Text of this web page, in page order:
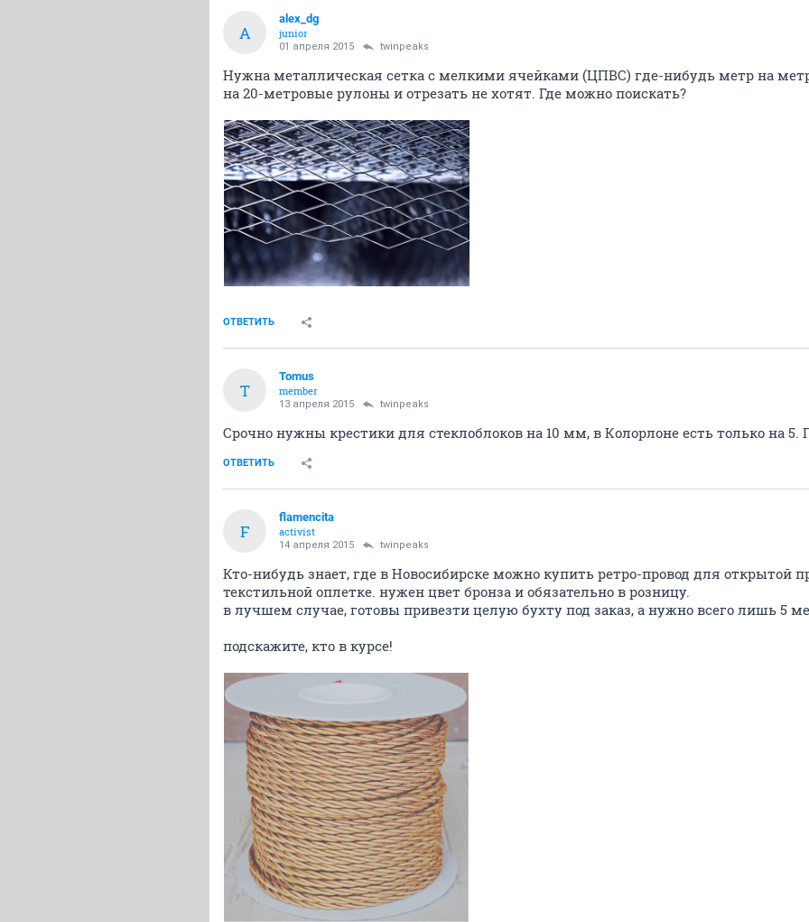
A
alex_dg
junior
01 апреля 2015 twinpeaks
Нужна металлическая сетка с мелкими ячейками (ЦПВС) где-нибудь метр на
на 20-метровые рулоны и отрезать не хотят. Где можно поискать?
ОТВЕТИТЬ
T
Tomus
member
13 апреля 2015 twinpeaks
Срочно нужны крестики для стеклоблоков на 10 мм, в Колорлоне есть только на 5.
ОТВЕТИТЬ
F
flamencita
activist
14 апреля 2015 twinpeaks
Кто-нибудь знает, где в Новосибирске можно купить ретро-провод для открытой
текстильной оплетке. нужен цвет бронза и обязательно в розницу.
в лучшем случае, готовы привезти целую бухту под заказ, а нужно всего лишь 5
подскажите, кто в курсе!